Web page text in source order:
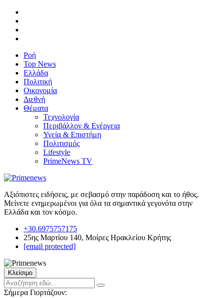
Ροή
Top News
Ελλάδα
Πολιτική
Οικονομία
Διεθνή
Θέματα
Τεχνολογία
Περιβάλλον & Ενέργεια
Υγεία & Επιστήμη
Πολιτισμός
Lifestyle
PrimeNews TV
Αξιόπιστες ειδήσεις, με σεβασμό στην παράδοση και το ήθος.
Μείνετε ενημερωμένοι για όλα τα σημαντικά γεγονότα στην
Ελλάδα και τον κόσμο.
+30.6975757175
25ης Μαρτίου 140, Μοίρες Ηρακλείου Κρήτης
[email protected]
Κλείσιμο
Σήμερα Γιορτάζουν: